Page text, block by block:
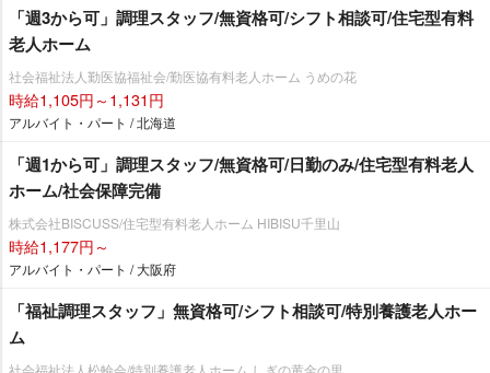
「週3から可」調理スタッフ/無資格可/シフト相談可/住宅型有料
老人ホーム
社会福祉法人勤医協福祉会/勤医協有料老人ホーム うめの花
時給1,105円～1,131円
アルバイト・パート / 北海道
「週1から可」調理スタッフ/無資格可/日勤のみ/住宅型有料老人
ホーム/社会保障完備
株式会社BISCUSS/住宅型有料老人ホーム HIBISU千里山
時給1,177円～
アルバイト・パート / 大阪府
「福祉調理スタッフ」無資格可/シフト相談可/特別養護老人ホー
ム
社会福祉法人松輪会/特別養護老人ホーム しぎの黄金の里